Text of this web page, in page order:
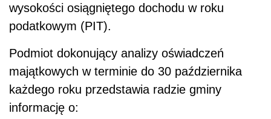
wysokości osiągniętego dochodu w roku
podatkowym (PIT).
Podmiot dokonujący analizy oświadczeń
majątkowych w terminie do 30 października
każdego roku przedstawia radzie gminy
informację o: